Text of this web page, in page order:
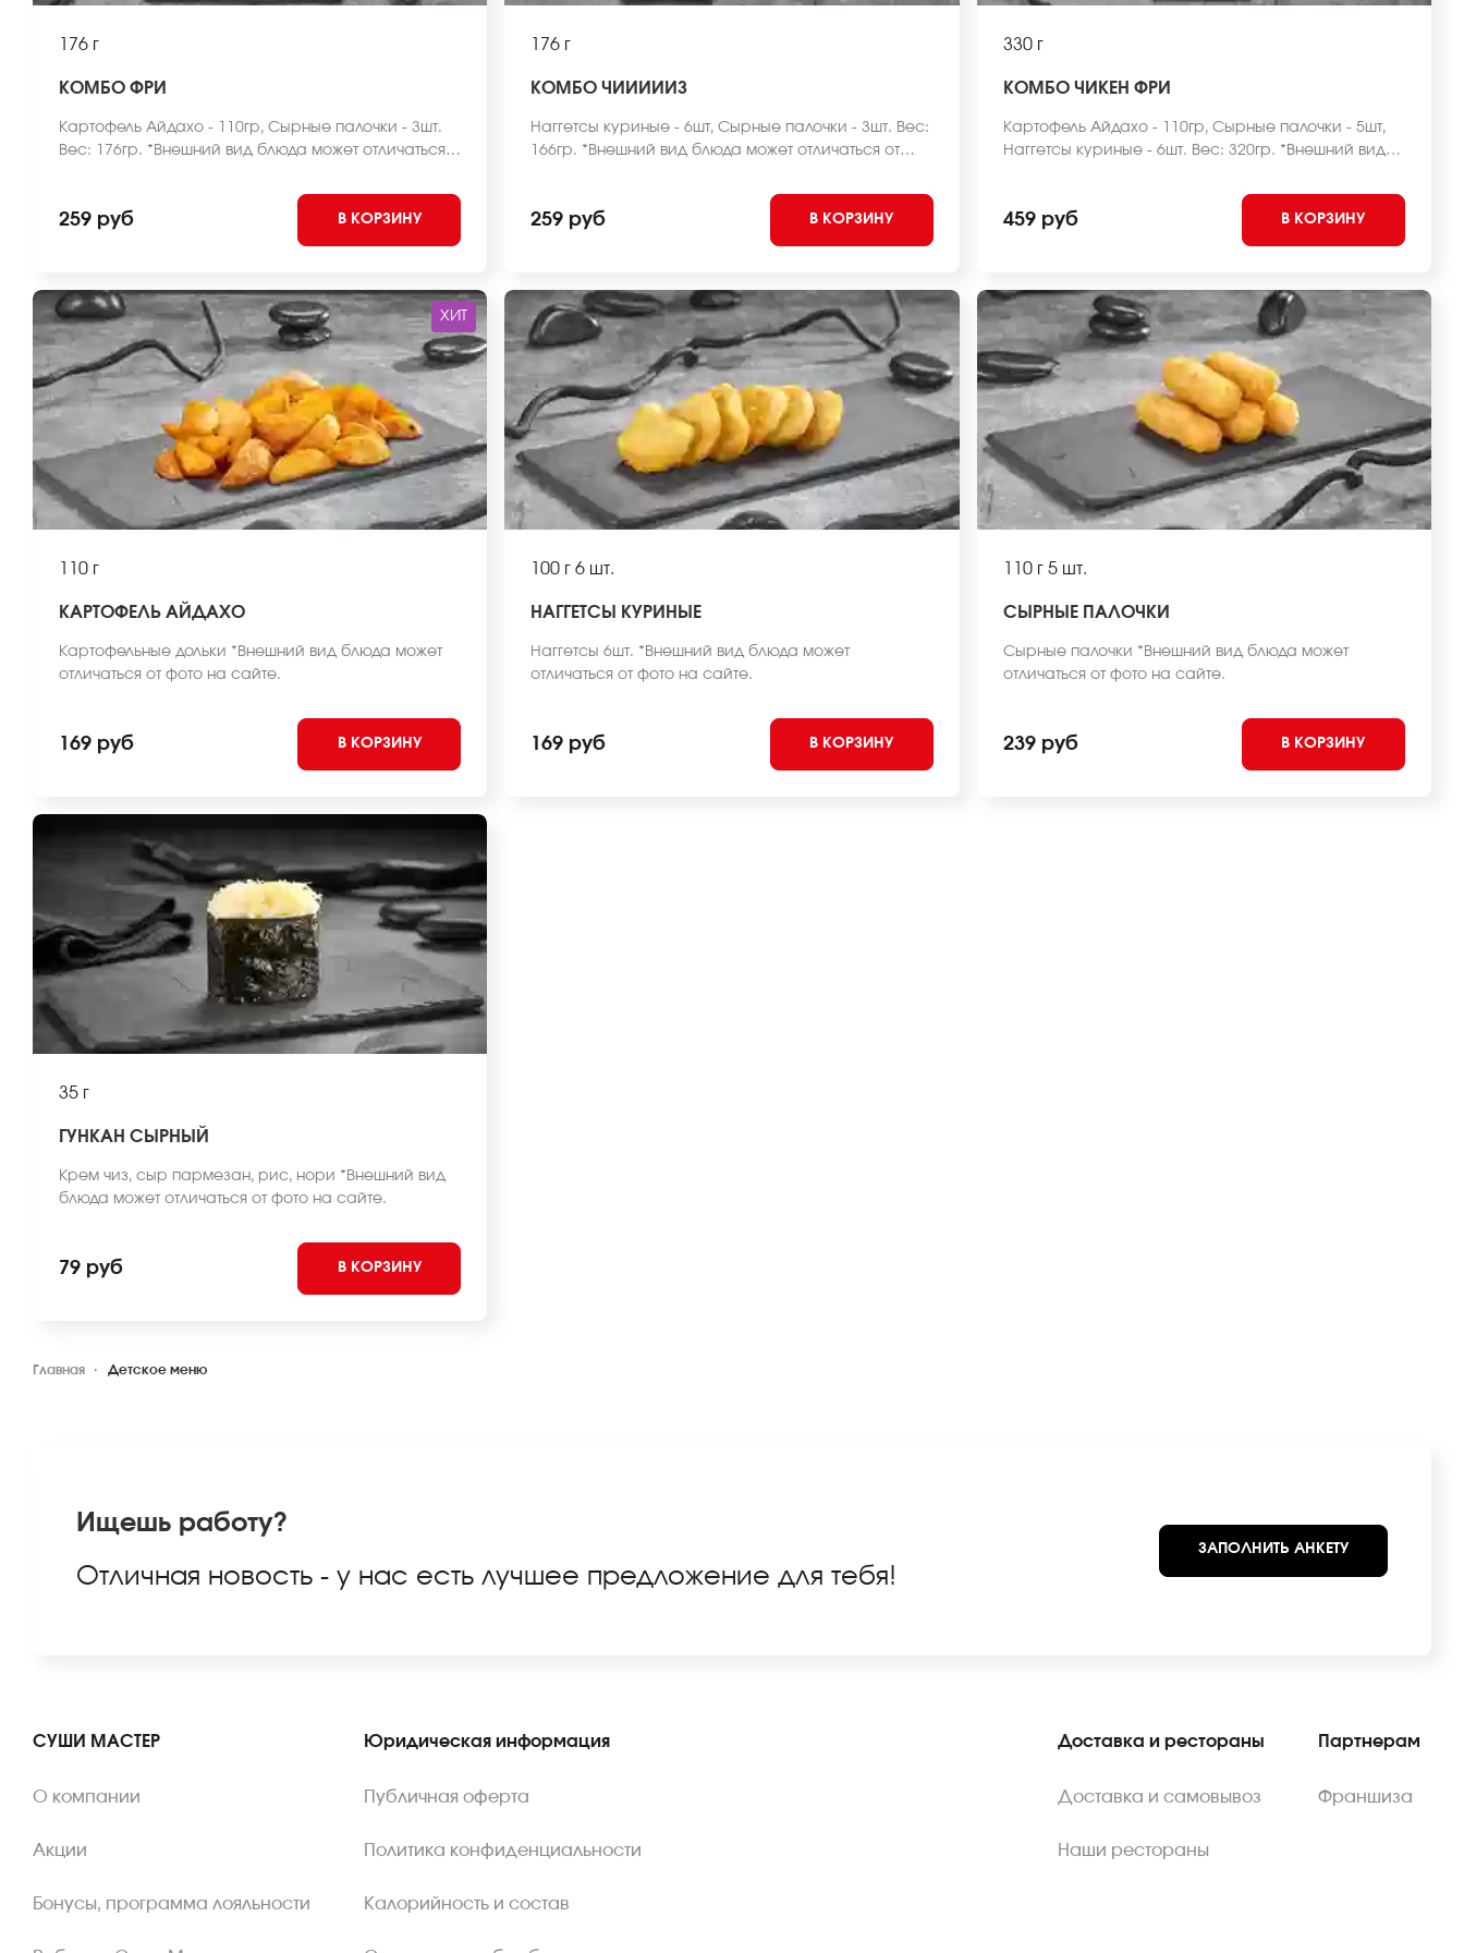
176 г
КОМБО ФРИ
Картофель Айдахо - 110гр, Сырные палочки - 3шт.
Вес: 176гр. *Внешний вид блюда может отличаться
259 руб В КОРЗИНУ
176 г
КОМБО ЧИИИИИЗ
Наггетсы куриные - 6шт, Сырные палочки - 3шт. Вес:
166гр. *Внешний вид блюда может отличаться от
259 руб В КОРЗИНУ
330 г
КОМБО ЧИКЕН ФРИ
Картофель Айдахо - 110гр, Сырные палочки - 5шт,
Наггетсы куриные - 6шт. Вес: 320гр. *Внешний вид
459 руб В КОРЗИНУ
ХИТ
110 г
КАРТОФЕЛЬ АЙДАХО
Картофельные дольки *Внешний вид блюда может
отличаться от фото на сайте.
169 руб В КОРЗИНУ
100 г 6 шт.
НАГГЕТСЫ КУРИНЫЕ
Наггетсы 6шт. *Внешний вид блюда может
отличаться от фото на сайте.
169 руб В КОРЗИНУ
110 г5 шт.
СЫРНЫЕ ПАЛОЧКИ
Сырные палочки *Внешний вид блюда может
отличаться от фото на сайте.
239 руб В КОРЗИНУ
35 г
ГУНКАН СЫРНЫЙ
Крем чиз, сыр пармезан, рис, нори *Внешний вид
блюда может отличаться от фото на сайте.
79 руб В КОРЗИНУ
Главная Детское меню
Ищешь работу?
Отличная новость - у нас есть лучшее предложение для тебя!
ЗАПОЛНИТЬ АНКЕТУ
СУШИ МАСТЕР
О компании
Акции
Бонусы, программа лояльности
Юридическая информация
Публичная оферта
Политика конфиденциальности
Калорийность и состав
Доставка и рестораны
Доставка и самовывоз
Наши рестораны
Партнерам
Франшиза